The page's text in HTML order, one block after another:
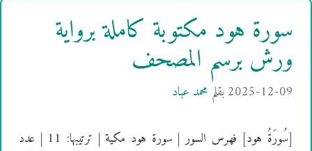
سورة هود مكتوبة كاملة برواية
ورش برسم المصحف
2025-12-09بقلم محمد عباد
[سُورَةُ هود] فهرس السور | سورة هود مكية | ترتيبها: 11 | عدد